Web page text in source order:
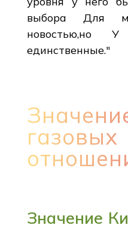
выбора Для
единственные."
газовых
Значение